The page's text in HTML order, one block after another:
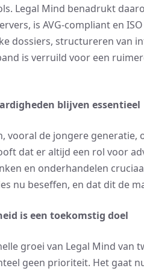
Legal Mind benadrukt
is AVG-compliant en
dossiers, structureren van
is verruild voor een
blijven essentieel
vooral de jongere
dat er altijd een rol voor
en onderhandelen
nu beseffen, en dat dit de
is een toekomstig doel
groei van Legal Mind van
geen prioriteit. Het gaat